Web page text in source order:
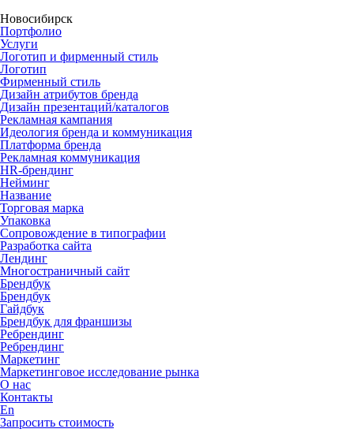
Новосибирск
Портфолио
Услуги
Логотип и фирменный стиль
Логотип
Фирменный стиль
Дизайн атрибутов бренда
Дизайн презентаций/каталогов
Рекламная кампания
Идеология бренда и коммуникация
Платформа бренда
Рекламная коммуникация
HR-брендинг
Нейминг
Название
Торговая марка
Упаковка
Сопровождение в типографии
Разработка сайта
Лендинг
Многостраничный сайт
Брендбук
Брендбук
Гайдбук
Брендбук для франшизы
Ребрендинг
Ребрендинг
Маркетинг
Маркетинговое исследование рынка
О нас
Контакты
En
Запросить стоимость